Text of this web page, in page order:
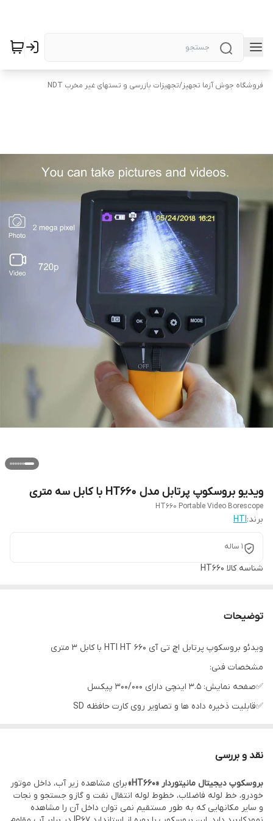
فروشگاه جوش آزما تجهیز/تجهیزات بازرسی و تستهای غیر مخرب NDT
ویدیو بروسکوپ پرتابل مدل HT660 با کابل سه متری
HT660 Portable Video Borescope
برند:HTI
1 ساله
شناسه کالا HT660
توضیحات
ویدئو بروسکوپ پرتابل اچ تی آی HTI HT 660 با کابل 3 متری
مشخصات فنی:
✅صفحه نمایش: 3.5 اینچی دارای 300/000 پیکسل
✅قابلیت ذخیره داده ها و تصاویر روی کارت حافظه SD
✅ضد آب: مطابق استاندارد IP65
✅طول کابل : 3 متر و قطر لنز : 8.5 mm
نقد و بررسی
بروسکوپ دیجیتال مانیتوردار «HT660»
برای مشاهده زیر آب، داخل موتور
خودرو، خط لوله فاضلاب، خطوط لوله انتقال نفت و گاز و جستجو و نجات
و سایر مکانهایی که به طور مستقیم نمی توان داخل آن را مشاهده